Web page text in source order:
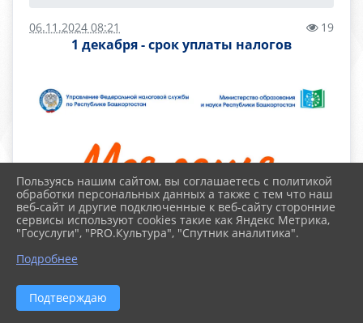
06.11.2024 08:21 19
1 декабря - срок уплаты налогов
Пользуясь нашим сайтом, вы соглашаетесь с политикой
обработки персональных данных а также с тем что наш
веб-сайт и другие подключенные к веб-сайту сторонние
сервисы используют cookies такие как Яндекс Метрика,
"Госуслуги", "PRO.Культура", "Спутник аналитика".
Подробнее
Подтверждаю